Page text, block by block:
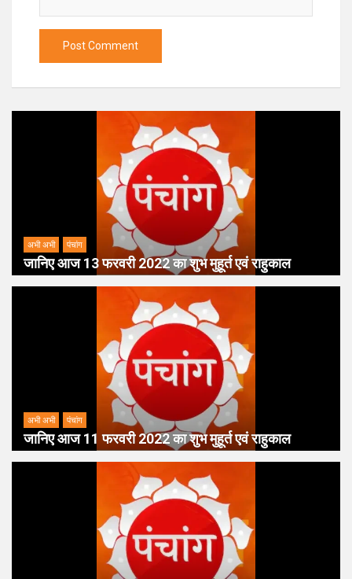
अभी अभी पंचांग
जानिए आज 13 फरवरी 2022 का शुभ मुहूर्त एवं राहुकाल
अभी अभी पंचांग
जानिए आज 11 फरवरी 2022 का शुभ मुहूर्त एवं राहुकाल